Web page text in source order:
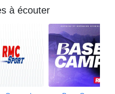
à écouter